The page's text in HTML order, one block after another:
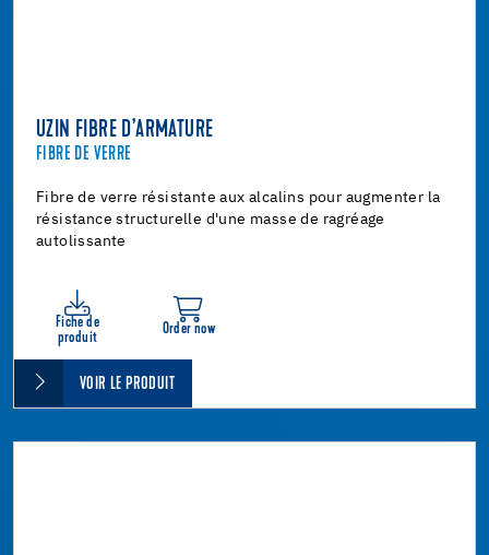
UZIN FIBRE D’ARMATURE
FIBRE DE VERRE
Fibre de verre résistante aux alcalins pour augmenter la
résistance structurelle d'une masse de ragréage
autolissante
Fiche de
produit
Order now
VOIR LE PRODUIT